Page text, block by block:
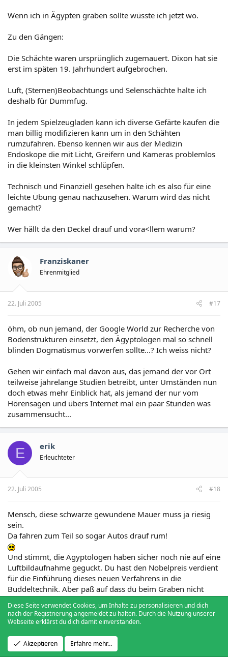
Wenn ich in Ägypten graben sollte wüsste ich jetzt wo.
Zu den Gängen:
Die Schächte waren ursprünglich zugemauert. Dixon hat sie
erst im späten 19. Jahrhundert aufgebrochen.
Luft, (Sternen)Beobachtungs und Selenschächte halte ich
deshalb für Dummfug.
In jedem Spielzeugladen kann ich diverse Gefärte kaufen die
man billig modifizieren kann um in den Schähten
rumzufahren. Ebenso kennen wir aus der Medizin
Endoskope die mit Licht, Greifern und Kameras problemlos
in die kleinsten Winkel schlüpfen.
Technisch und Finanziell gesehen halte ich es also für eine
leichte Übung genau nachzusehen. Warum wird das nicht
gemacht?
Wer hällt da den Deckel drauf und vora<llem warum?
Franziskaner
Ehrenmitglied
22. Juli 2005 #17
öhm, ob nun jemand, der Google World zur Recherche von
Bodenstrukturen einsetzt, den Ägyptologen mal so schnell
blinden Dogmatismus vorwerfen sollte...? Ich weiss nicht?
Gehen wir einfach mal davon aus, das jemand der vor Ort
teilweise jahrelange Studien betreibt, unter Umständen nun
doch etwas mehr Einblick hat, als jemand der nur vom
Hörensagen und übers Internet mal ein paar Stunden was
zusammensucht...
E erik
Erleuchteter
22. Juli 2005 #18
Mensch, diese schwarze gewundene Mauer muss ja riesig
sein.
Da fahren zum Teil so sogar Autos drauf rum!
Und stimmt, die Ägyptologen haben sicher noch nie auf eine
Luftbildaufnahme geguckt. Du hast den Nobelpreis verdient
für die Einführung dieses neuen Verfahrens in die
Buddeltechnik. Aber paß auf dass du beim Graben nicht
irgendein Kairoer Abflußrohr erwischt...
G Guest
Diese Seite verwendet Cookies, um Inhalte zu personalisieren und dich
nach der Registrierung angemeldet zu halten. Durch die Nutzung unserer
Webseite erklärst du dich damit einverstanden.
Akzeptieren Erfahre mehr…